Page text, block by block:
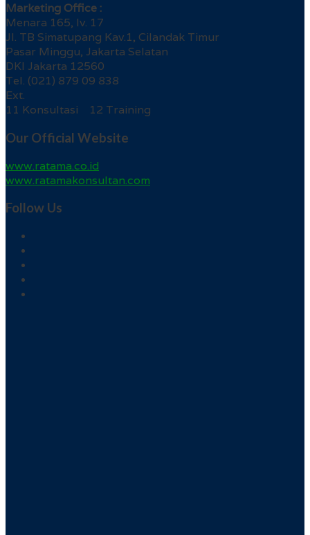
Marketing Office :
Menara 165, lv. 17
Jl. TB Simatupang Kav.1, Cilandak Timur
Pasar Minggu, Jakarta Selatan
DKI Jakarta 12560
Tel. (021) 879 09 838
Ext.
11 Konsultasi 12 Training
Our Official Website
www.ratama.co.id
www.ratamakonsultan.com
Follow Us